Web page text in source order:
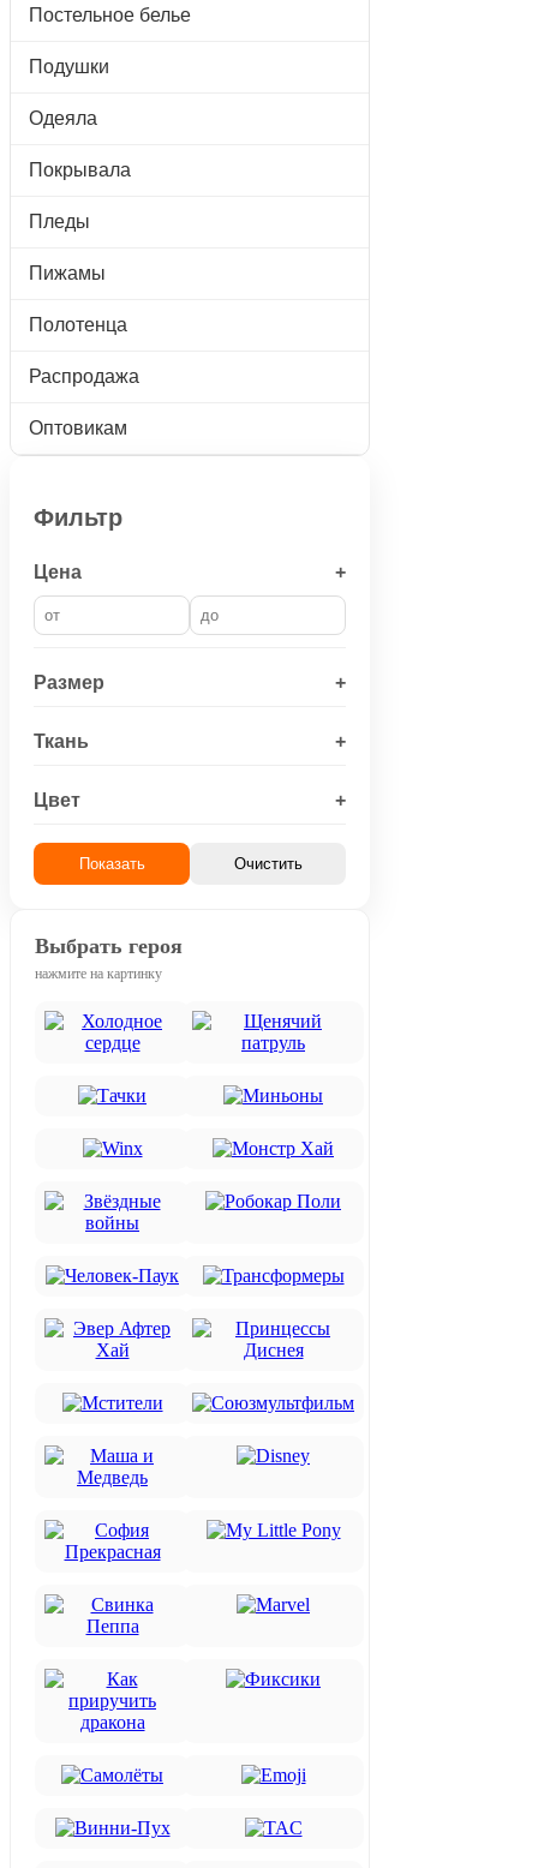
Постельное белье
Подушки
Одеяла
Покрывала
Пледы
Пижамы
Полотенца
Распродажа
Оптовикам
Фильтр
Цена +
Размер +
Ткань +
Цвет +
Показать Очистить
Выбрать героя
нажмите на картинку